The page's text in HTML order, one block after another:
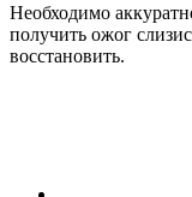
Необходимо
получить ожог
восстановить.